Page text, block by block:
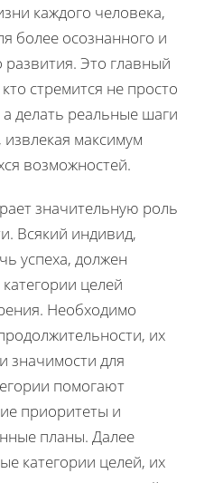
каждого человека,
более осознанного и
Это главный
стремится не просто
делать реальные шаги
максимум
возможностей.
значительную роль
Всякий индивид,
успеха, должен
целей
Необходимо
их
значимости для
помогают
приоритеты и
планы. Далее
категории целей, их